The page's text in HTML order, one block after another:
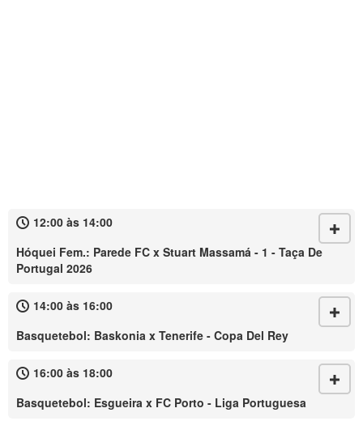
12:00 às 14:00
Hóquei Fem.: Parede FC x Stuart Massamá - 1 - Taça De
Portugal 2026
14:00 às 16:00
Basquetebol: Baskonia x Tenerife - Copa Del Rey
16:00 às 18:00
Basquetebol: Esgueira x FC Porto - Liga Portuguesa